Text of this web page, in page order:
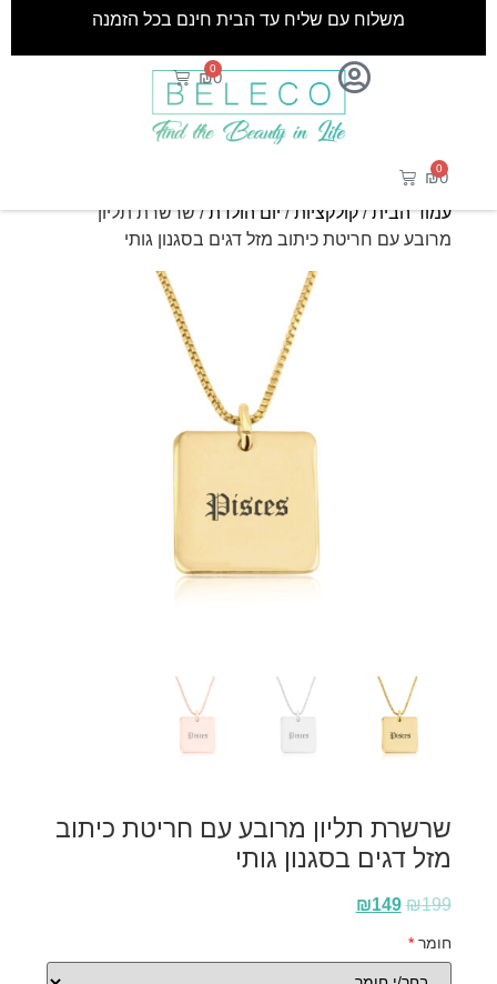
₪0
0
משלוח עם שליח עד הבית חינם בכל הזמנה
₪0
0
עמוד הבית/קולקציות/יום הולדת/ שרשרת תליון
מרובע עם חריטת כיתוב מזל דגים בסגנון גותי
שרשרת תליון מרובע עם חריטת כיתוב
מזל דגים בסגנון גותי
₪199
₪149
חומר*